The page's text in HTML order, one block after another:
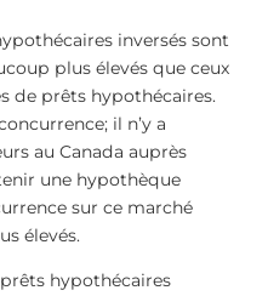
inversés sont
plus élevés que ceux
de prêts hypothécaires.
il n’y a
au Canada auprès
une hypothèque
sur ce marché
élevés.
hypothécaires